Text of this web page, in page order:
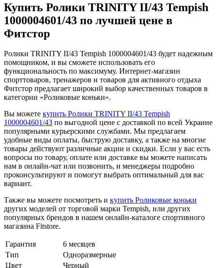
Купить Ролики TRINITY II/43 Tempish
1000004601/43 по лучшей цене в
Фитстор
Ролики TRINITY II/43 Tempish 1000004601/43 будет надежным
помощником, и вы сможете использовать его
функциональность по максимуму. Интернет-магазин
спорттоваров, тренажеров и товаров для активного отдыха
Фитстор предлагает широкий выбор качественных товаров в
категории «Роликовые коньки».
Вы можете купить Ролики TRINITY II/43 Tempish
1000004601/43 по выгодной цене с доставкой по всей Украине
популярными курьерскими службами. Мы предлагаем
удобные виды оплаты, быструю доставку, а также на многие
товары действуют различные акции и скидки. Если у вас есть
вопросы по товару, оплате или доставке вы можете написать
нам в онлайн-чат или позвонить, и менеджеры подробно
проконсультируют и помогут выбрать оптимальный для вас
вариант.
Также вы можете посмотреть и купить Роликовые коньки
других моделей от торговой марки Tempish, или других
популярных брендов в нашем онлайн-каталоге спортивного
магазина Fitstore.
Гарантия
6 месяцев
Тип
Одноразмерные
Цвет
Черный